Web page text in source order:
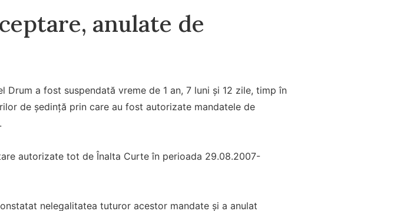
anulate de
Drum a fost suspendată vreme de 1 an, 7 luni și 12 zile, timp în
de ședință prin care au fost autorizate mandatele de
autorizate tot de Înalta Curte în perioada 29.08.2007-
nelegalitatea tuturor acestor mandate și a anulat